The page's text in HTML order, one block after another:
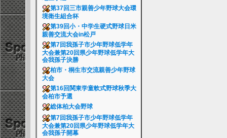
第37回三市親善少年野球大会環
境衛生組合杯
第39回小・中学生硬式野球日米
親善交流大会in松戸
第7回我孫子市少年野球低学年
大会兼第20回県少年野球低学年大
会我孫子決勝
柏市・桐生市交流親善少年野球
大会
第16回関東学童軟式野球秋季大
会柏市予選
総体柏大会野球
第7回我孫子市少年野球低学年
大会兼第20回県少年野球低学年大
会我孫子開幕